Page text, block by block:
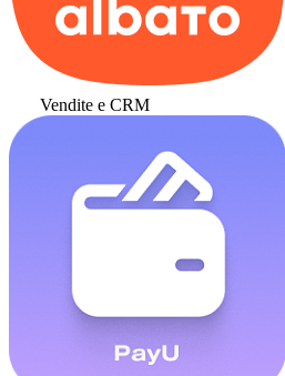
Vendite e CRM